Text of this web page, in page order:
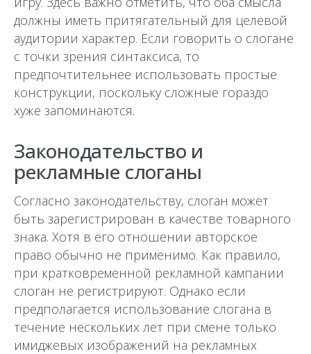
должны иметь притягательный для целевой
аудитории характер. Если говорить о слогане
с точки зрения синтаксиса, то
предпочтительнее использовать простые
конструкции, поскольку сложные гораздо
хуже запоминаются.
Законодательство и
рекламные слоганы
Согласно законодательству, слоган может
быть зарегистрирован в качестве товарного
знака. Хотя в его отношении авторское
право обычно не применимо. Как правило,
при кратковременной рекламной кампании
слоган не регистрируют. Однако если
предполагается использование слогана в
течение нескольких лет при смене только
имиджевых изображений на рекламных